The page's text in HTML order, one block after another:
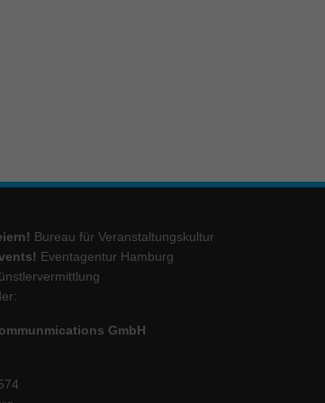
Bureau für Veranstaltungskultur
Eventagentur Hamburg
GmbH